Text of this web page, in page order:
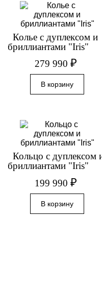
Колье с дуплексом и
бриллиантами "Iris"
279 990₽
Кольцо с дуплексом
бриллиантами "Iris"
199 990₽